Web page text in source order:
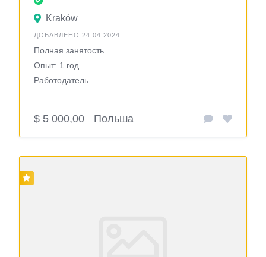
Kraków
ДОБАВЛЕНО 24.04.2024
Полная занятость
Опыт: 1 год
Работодатель
$ 5 000,00 Польша